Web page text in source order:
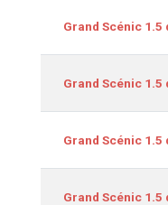
Grand Scénic 1.5
Grand Scénic 1.5
Grand Scénic 1.5
Grand Scénic 1.5